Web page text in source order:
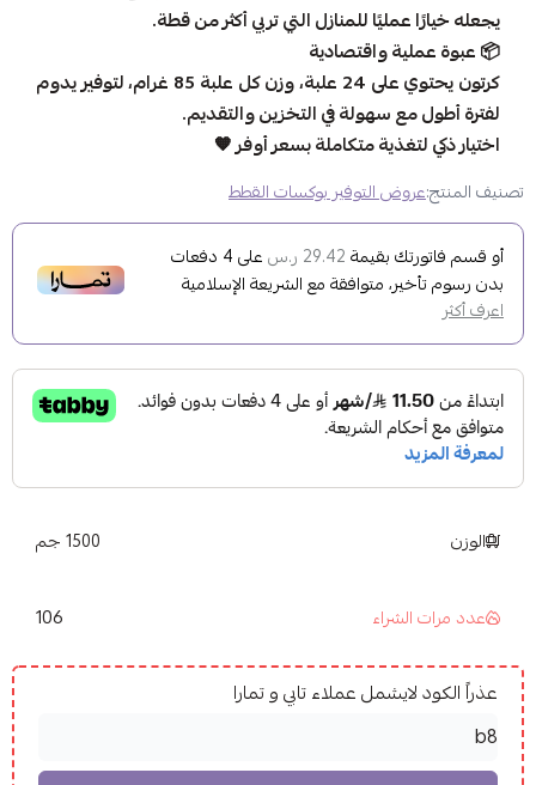
يجعله خيارًا عمليًا للمنازل التي تربي أكثر من قطة.
📦 عبوة عملية واقتصادية
كرتون يحتوي على 24 علبة، وزن كل علبة 85 غرام، لتوفير يدوم
لفترة أطول مع سهولة في التخزين والتقديم.
اختيار ذكي لتغذية متكاملة بسعر أوفر 🧡
تصنيف المنتج:عروض التوفير بوكسات القطط
أو قسم فاتورتك بقيمة 29.42 ر.س على4 دفعات
بدون رسوم تأخير، متوافقة مع الشريعة الإسلامية
اعرف أكثر
الوزن 1500 جم
عدد مرات الشراء 106
عذراً الكود لايشمل عملاء تابي و تمارا